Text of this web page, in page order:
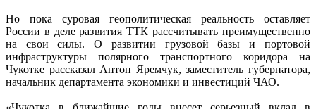
Но пока суровая геополитическая реальность оставляет
России в деле развития ТТК рассчитывать преимущественно
на свои силы. О развитии грузовой базы и портовой
инфраструктуры полярного транспортного коридора на
Чукотке рассказал Антон Яремчук, заместитель губернатора,
начальник департамента экономики и инвестиций ЧАО.